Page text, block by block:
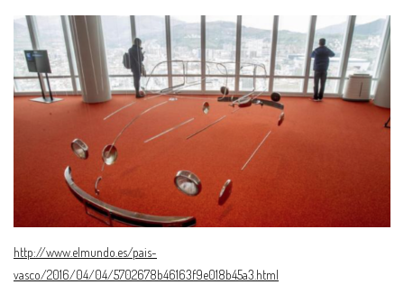
http://www.elmundo.es/pais-
vasco/2016/04/04/5702678b46163f9e018b45a3.html